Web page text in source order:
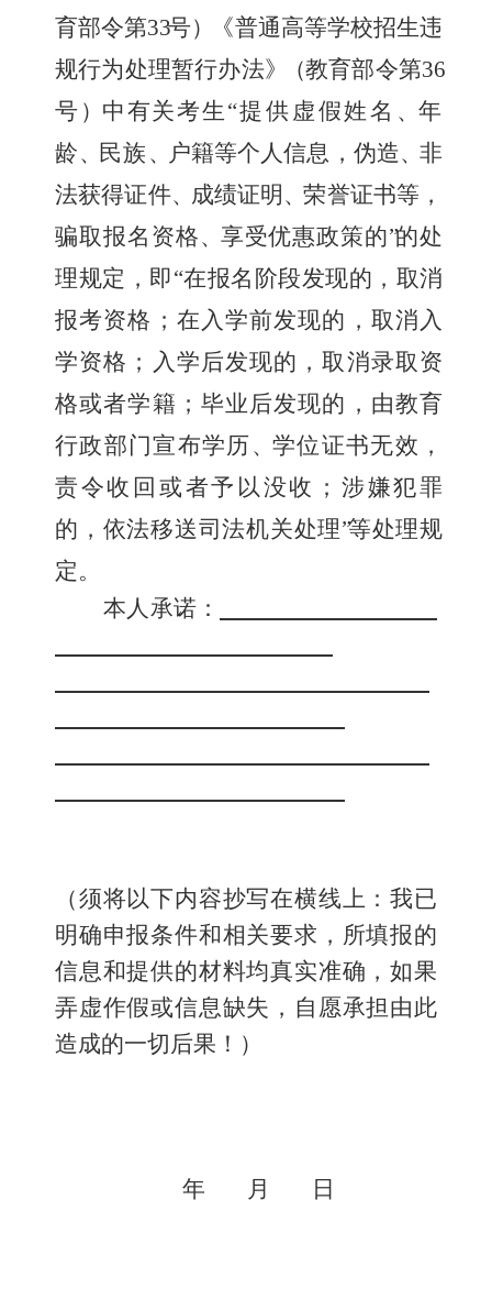
育部令第33号）
《普通高等学校招生违
规行为处理暂行办法》 （教育部令第36
号 ） 中有关考生“提供虚假姓名 、年
龄、 民族 、 户籍等个人信息，伪造、 非
法获得证件、 成绩证明 、荣誉证书等，
骗取报名资格、 享受优惠政策的”的处
理规定，即“在报名阶段发现的，取消
报考资格；在入学前发现的，取消入
学资格；入学后发现的，取消录取资
格或者学籍；毕业后发现的，由教育
行政部门宣布学历、学位证书无效，
责令收回或者予以没收；涉嫌犯罪
的 ， 依法移送司法机关处理”等处理规
定。
本人承诺：
（须将以下内容抄写在横线上：我已
明确申报条件和相关要求 ， 所填报的
信息和提供的材料均真实准确，如果
弄虚作假或信息缺失 ，自愿承担 由此
造成的一切后果！ ）
年 月 日